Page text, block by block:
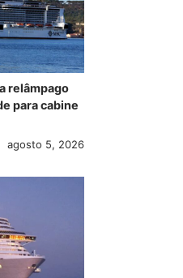
relâmpago
para cabine
agosto 5, 2026